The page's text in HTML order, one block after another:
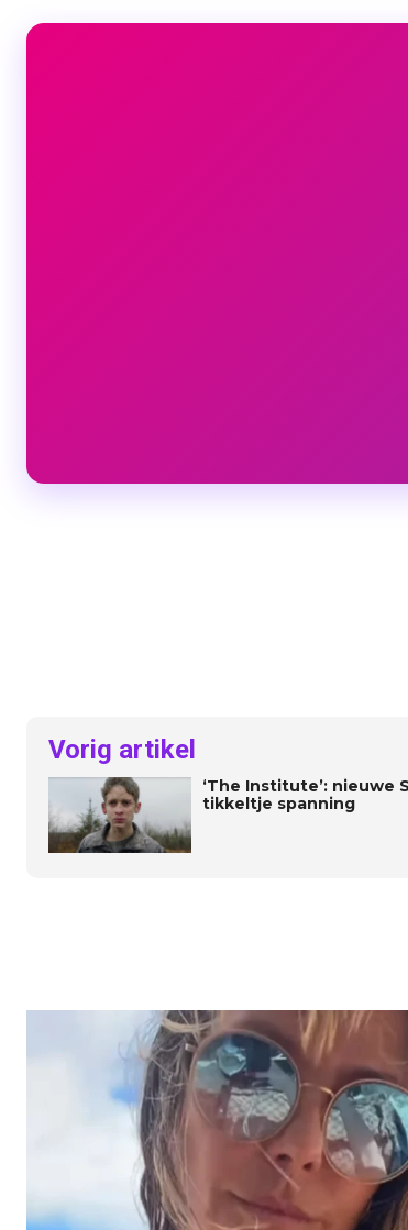
Vorig artikel
‘The Institute’:
tikkeltje spanning